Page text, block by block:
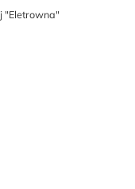
"Eletrowna"